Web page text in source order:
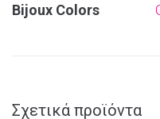
Bijoux Colors
Σχετικά προϊόντα